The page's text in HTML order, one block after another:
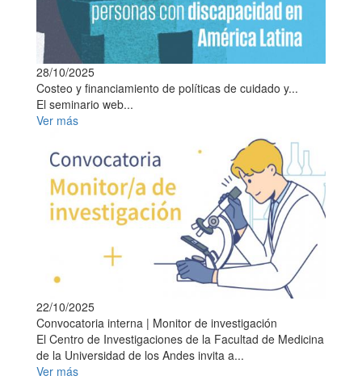
28/10/2025
Costeo y financiamiento de políticas de cuidado y...
El seminario web...
Ver más
22/10/2025
Convocatoria interna | Monitor de investigación
El Centro de Investigaciones de la Facultad de Medicina
de la Universidad de los Andes invita a...
Ver más